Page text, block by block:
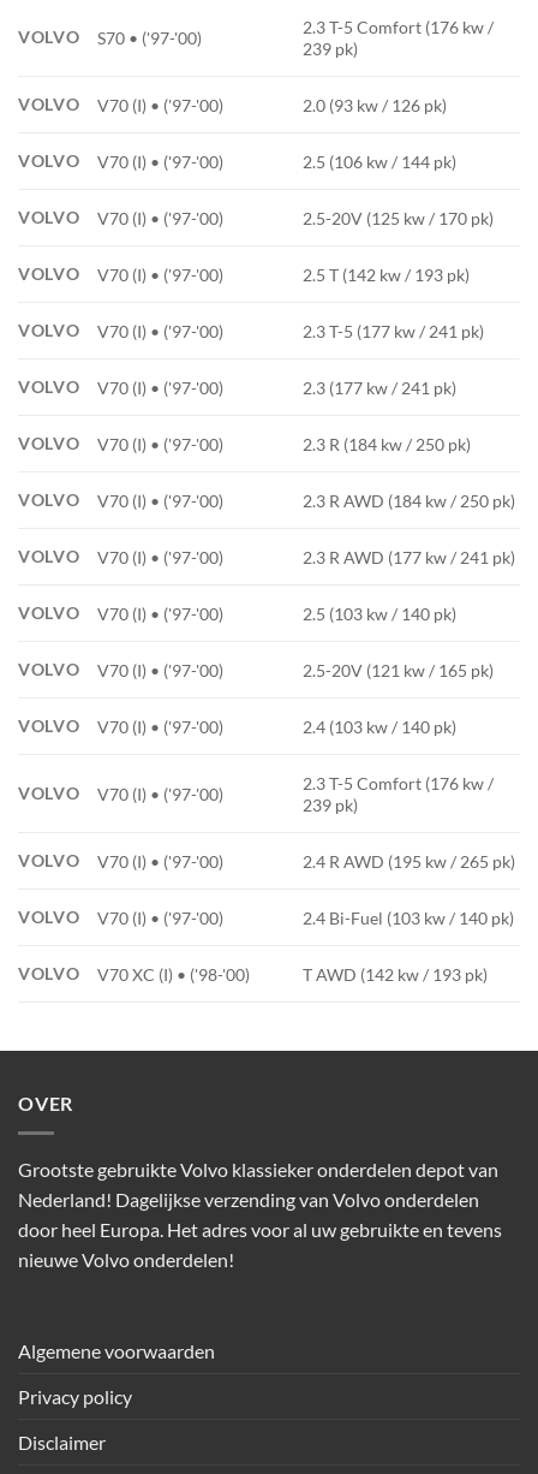
VOLVO S70 • ('97-'00)
2.3 T-5 Comfort (176 kw /
239 pk)
VOLVO V70 (I) • ('97-'00) 2.0 (93 kw / 126 pk)
VOLVO V70 (I) • ('97-'00) 2.5 (106 kw / 144 pk)
VOLVO V70 (I) • ('97-'00) 2.5-20V (125 kw / 170 pk)
VOLVO V70 (I) • ('97-'00) 2.5 T (142 kw / 193 pk)
VOLVO V70 (I) • ('97-'00) 2.3 T-5 (177 kw / 241 pk)
VOLVO V70 (I) • ('97-'00) 2.3 (177 kw / 241 pk)
VOLVO V70 (I) • ('97-'00) 2.3 R (184 kw / 250 pk)
VOLVO V70 (I) • ('97-'00) 2.3 R AWD (184 kw / 250 pk)
VOLVO V70 (I) • ('97-'00) 2.3 R AWD (177 kw / 241 pk)
VOLVO V70 (I) • ('97-'00) 2.5 (103 kw / 140 pk)
VOLVO V70 (I) • ('97-'00) 2.5-20V (121 kw / 165 pk)
VOLVO V70 (I) • ('97-'00) 2.4 (103 kw / 140 pk)
VOLVO V70 (I) • ('97-'00)
2.3 T-5 Comfort (176 kw /
239 pk)
VOLVO V70 (I) • ('97-'00) 2.4 R AWD (195 kw / 265 pk)
VOLVO V70 (I) • ('97-'00) 2.4 Bi-Fuel (103 kw / 140 pk)
VOLVO V70 XC (I) • ('98-'00) T AWD (142 kw / 193 pk)
OVER
Grootste gebruikte Volvo klassieker onderdelen depot van
Nederland! Dagelijkse verzending van Volvo onderdelen
door heel Europa. Het adres voor al uw gebruikte en tevens
nieuwe Volvo onderdelen!
Algemene voorwaarden
Privacy policy
Disclaimer